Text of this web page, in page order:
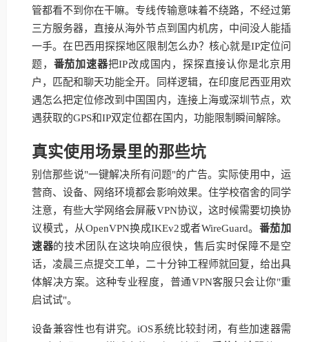
管都看不到你在干嘛。专线传输意味着不绕路，不经过第
三方服务器，直接从海外节点到国内机房，中间没人能插
一手。在巴西用探探地区限制怎么办？核心就是IP定位问
题， 番茄加速器把IP改成国内，探探直接认你是北京用
户，匹配和聊天功能全开。同样逻辑，在印度尼西亚用欢
遇怎么把定位修改到中国国内，连接上海或深圳节点，欢
遇获取的GPS和IP双定位都在国内，功能限制瞬间解除。
真实使用场景里的那些坑
别信那些说"一键解决所有问题"的广告。实际使用中，运
营商、设备、网络环境都会影响效果。住学校宿舍的同学
注意，有些大学网络会屏蔽VPN协议，这时候需要切换协
议模式，从OpenVPN换成IKEv2或者WireGuard。 番茄加
速器的技术团队在这块响应很快，售后实时保障不是空
话，凌晨三点提交工单，二十分钟工程师就回复，给出具
体解决方案。这种专业程度，普通VPN客服只会让你"重
启试试"。
设备兼容性也有讲究。iOS系统比较封闭，有些加速器需